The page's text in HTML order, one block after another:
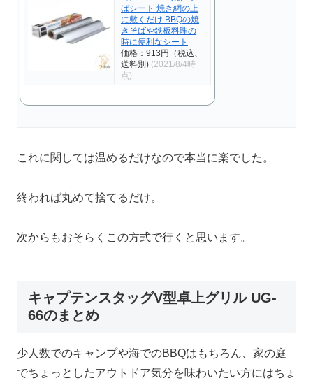
ばシート 焼き網の上
に敷くだけ BBQの焼
きそばや鉄板料理の
時に便利なシート
価格：913円（税込、
送料別) (2021/8/4時
点)
これに関しては温めるだけなので本当に楽でした。
終われば丸めて捨てるだけ。
次からもおそらくこの方式で行くと思います。
キャプテンスタッグV型卓上グリル UG-
66のまとめ
少人数でのキャンプや海でのBBQはもちろん、家の庭
でちょっとしたアウトドア気分を味わいたい方にはちょ